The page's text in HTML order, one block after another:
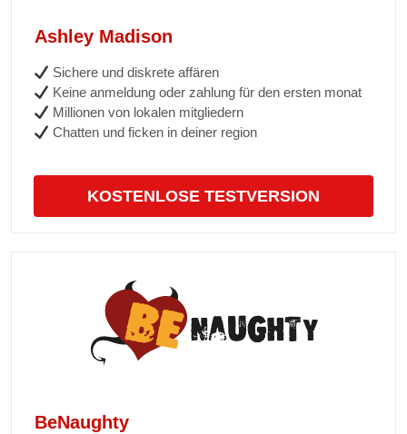
Ashley Madison
Sichere und diskrete affären
Keine anmeldung oder zahlung für den ersten monat
Millionen von lokalen mitgliedern
Chatten und ficken in deiner region
KOSTENLOSE TESTVERSION
BeNaughty